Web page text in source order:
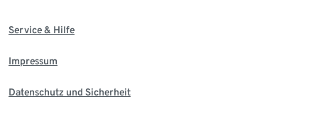
Service & Hilfe
Impressum
Datenschutz und Sicherheit